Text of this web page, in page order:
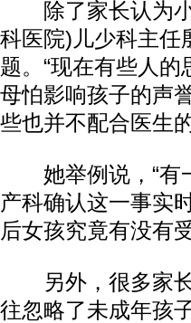
除了家长认为小
科医院)儿少科主任
题。“现在有些人
母怕影响孩子的声
些也并不配合医生
她举例说，“有
产科确认这一事实
后女孩究竟有没有
另外，很多家长
往忽略了未成年孩